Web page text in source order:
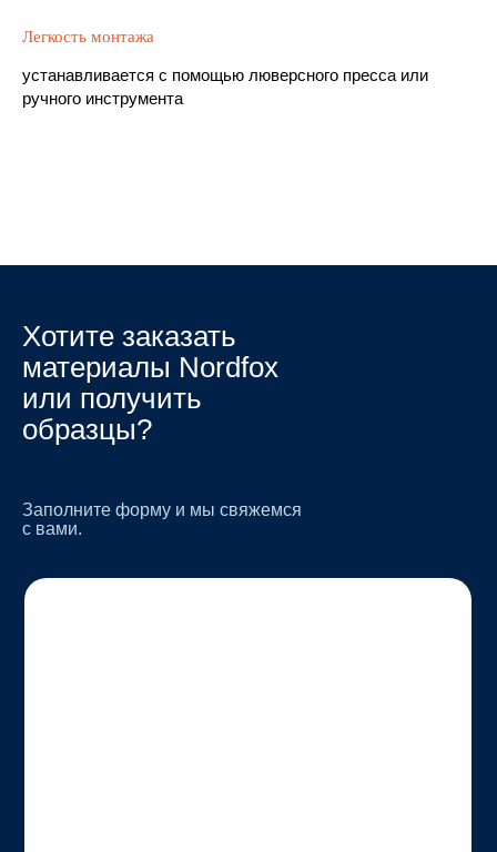
Легкость монтажа
устанавливается с помощью люверсного пресса или
ручного инструмента
Хотите заказать
материалы Nordfox
или получить
образцы?
Заполните форму и мы свяжемся
с вами.